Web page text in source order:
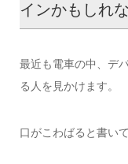
インかもしれ
最近も電車の中、デ
る人を見かけます。
口がこわばると書い